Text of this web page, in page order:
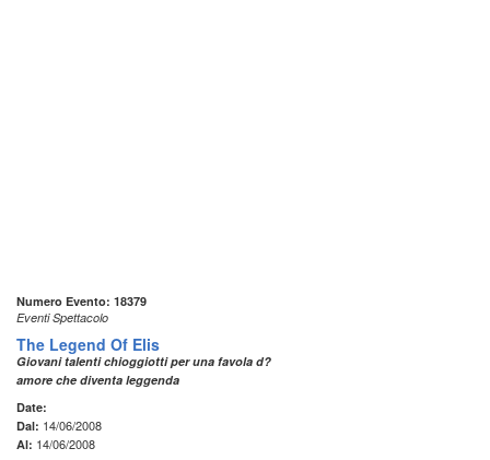
Numero Evento: 18379
Eventi Spettacolo
The Legend Of Elis
Giovani talenti chioggiotti per una favola d?
amore che diventa leggenda
Date:
Dal: 14/06/2008
Al: 14/06/2008